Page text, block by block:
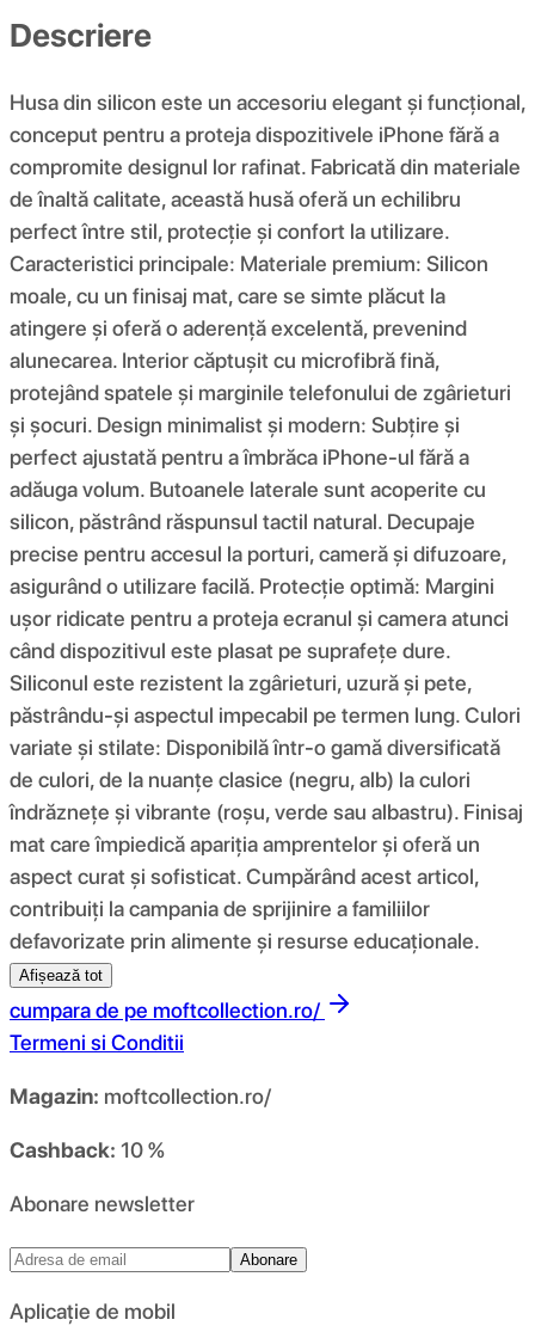
Descriere
Husa din silicon este un accesoriu elegant și funcțional,
conceput pentru a proteja dispozitivele iPhone fără a
compromite designul lor rafinat. Fabricată din materiale
de înaltă calitate, această husă oferă un echilibru
perfect între stil, protecție și confort la utilizare.
Caracteristici principale: Materiale premium: Silicon
moale, cu un finisaj mat, care se simte plăcut la
atingere și oferă o aderență excelentă, prevenind
alunecarea. Interior căptușit cu microfibră fină,
protejând spatele și marginile telefonului de zgârieturi
și șocuri. Design minimalist și modern: Subțire și
perfect ajustată pentru a îmbrăca iPhone-ul fără a
adăuga volum. Butoanele laterale sunt acoperite cu
silicon, păstrând răspunsul tactil natural. Decupaje
precise pentru accesul la porturi, cameră și difuzoare,
asigurând o utilizare facilă. Protecție optimă: Margini
ușor ridicate pentru a proteja ecranul și camera atunci
când dispozitivul este plasat pe suprafețe dure.
Siliconul este rezistent la zgârieturi, uzură și pete,
păstrându-și aspectul impecabil pe termen lung. Culori
variate și stilate: Disponibilă într-o gamă diversificată
de culori, de la nuanțe clasice (negru, alb) la culori
îndrăznețe și vibrante (roșu, verde sau albastru). Finisaj
mat care împiedică apariția amprentelor și oferă un
aspect curat și sofisticat. Cumpărând acest articol,
contribuiți la campania de sprijinire a familiilor
defavorizate prin alimente și resurse educaționale.
Afișează tot
cumpara de pe moftcollection.ro/
Termeni si Conditii
Magazin: moftcollection.ro/
Cashback: 10 %
Abonare newsletter
Abonare
Aplicație de mobil